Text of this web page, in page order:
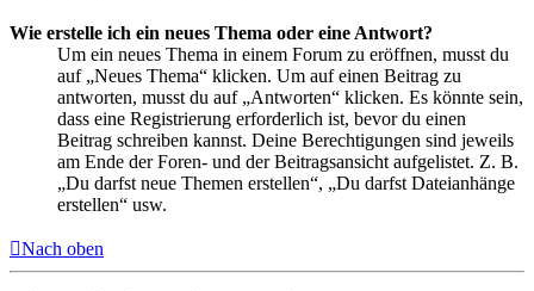
Wie erstelle ich ein neues Thema oder eine Antwort?
Um ein neues Thema in einem Forum zu eröffnen, musst du
auf „Neues Thema“ klicken. Um auf einen Beitrag zu
antworten, musst du auf „Antworten“ klicken. Es könnte sein,
dass eine Registrierung erforderlich ist, bevor du einen
Beitrag schreiben kannst. Deine Berechtigungen sind jeweils
am Ende der Foren- und der Beitragsansicht aufgelistet. Z. B.
„Du darfst neue Themen erstellen“, „Du darfst Dateianhänge
erstellen“ usw.
Nach oben